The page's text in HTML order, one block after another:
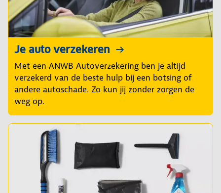
Je auto verzekeren
Met een ANWB Autoverzekering ben je altijd
verzekerd van de beste hulp bij een botsing of
andere autoschade. Zo kun jij zonder zorgen de
weg op.